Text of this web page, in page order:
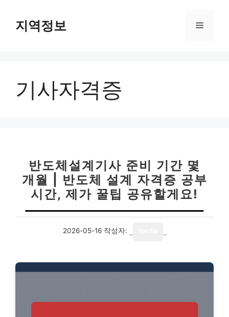
지역정보 메
기사자격증
반도체설계기사 준비 기간 몇
개월 | 반도체 설계 자격증 공부
시간, 제가 꿀팁 공유할게요!
2026-05-16 작성자: